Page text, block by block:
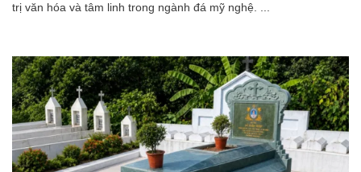
trị văn hóa và tâm linh trong ngành đá mỹ nghệ. ...